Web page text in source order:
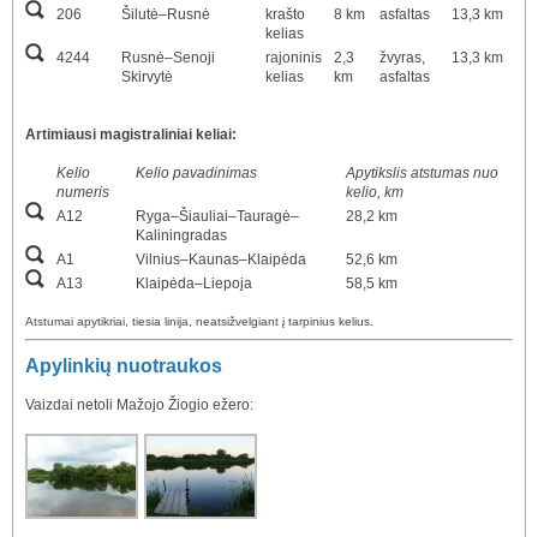
206 Šilutė–Rusnė
krašto
kelias
8 km asfaltas 13,3 km
4244
Rusnė–Senoji
Skirvytė
rajoninis
kelias
2,3
km
žvyras,
asfaltas
13,3 km
Artimiausi magistraliniai keliai:
Kelio
numeris
Kelio pavadinimas
Apytikslis atstumas nuo
kelio, km
A12
Ryga–Šiauliai–Tauragė–
Kaliningradas
28,2 km
A1 Vilnius–Kaunas–Klaipėda
52,6 km
A13
Klaipėda–Liepoja 58,5 km
Atstumai apytikriai, tiesia linija, neatsižvelgiant į tarpinius kelius.
Apylinkių nuotraukos
Vaizdai netoli Mažojo Žiogio ežero: